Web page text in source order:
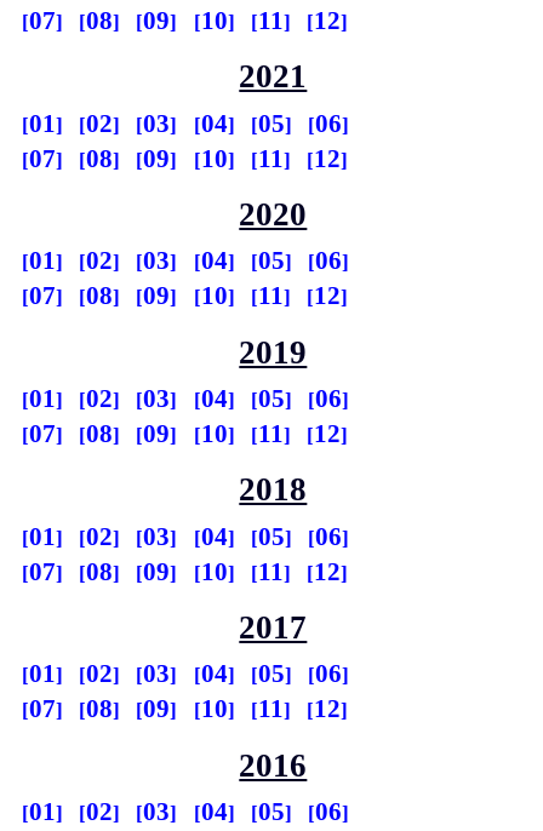
07
08 09 10 11 12
2021
01 02 03 04 05
06
07
08 09 10 11 12
2020
01 02 03 04 05
06
07
08 09 10 11 12
2019
01 02 03 04 05
06
07
08 09 10 11 12
2018
01 02 03 04 05
06
07
08 09 10 11 12
2017
01 02 03 04 05
06
07
08 09 10 11 12
2016
01 02 03 04 05
06